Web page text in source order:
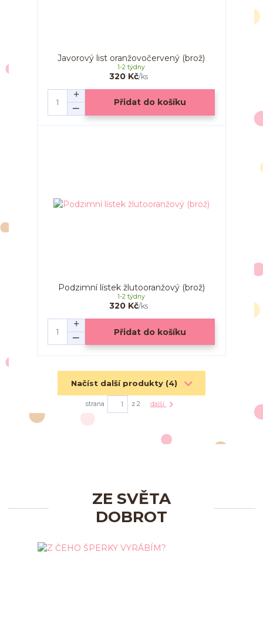
Javorový list oranžovočervený (brož)
320 Kč/ks
1-2 týdny
Přidat do košíku
Podzimní lístek žlutooranžový (brož)
320 Kč/ks
1-2 týdny
Přidat do košíku
Načíst další produkty (4)
strana z 2 další
ZE SVĚTA
DOBROT